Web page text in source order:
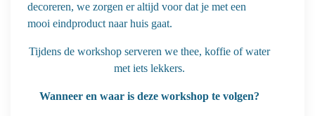
decoreren, we zorgen er altijd voor dat je met een
mooi eindproduct naar huis gaat.
Tijdens de workshop serveren we thee, koffie of water
met iets lekkers.
Wanneer en waar is deze workshop te volgen?